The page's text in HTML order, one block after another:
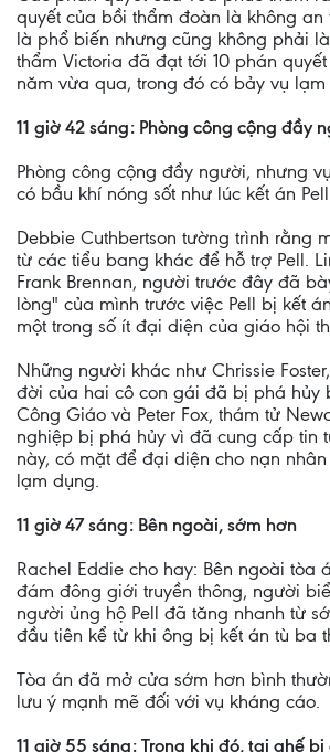
quyết của bồi thẩm đoàn là không an
là phổ biến nhưng cũng không phải
thẩm Victoria đã đạt tới 10 phán
năm vừa qua, trong đó có bảy vụ
11 giờ 42 sáng: Phòng công cộng đầy
Phòng công cộng đầy người, nhưng
có bầu khí nóng sốt như lúc kết án
Debbie Cuthbertson tường trình rằng
từ các tiểu bang khác để hỗ trợ Pell.
Frank Brennan, người trước đây đã
lòng" của mình trước việc Pell bị kết
một trong số ít đại diện của giáo hội
Những người khác như Chrissie
đời của hai cô con gái đã bị phá hủy
Công Giáo và Peter Fox, thám tử
nghiệp bị phá hủy vì đã cung cấp tin
này, có mặt để đại diện cho nạn
lạm dụng.
11 giờ 47 sáng: Bên ngoài, sớm hơn
Rachel Eddie cho hay: Bên ngoài tòa
đám đông giới truyền thông, người
người ủng hộ Pell đã tăng nhanh từ
đầu tiên kể từ khi ông bị kết án tù ba
Tòa án đã mở cửa sớm hơn bình
lưu ý mạnh mẽ đối với vụ kháng cáo.
11 giờ 55 sáng: Trong khi đó, tại ghế bị